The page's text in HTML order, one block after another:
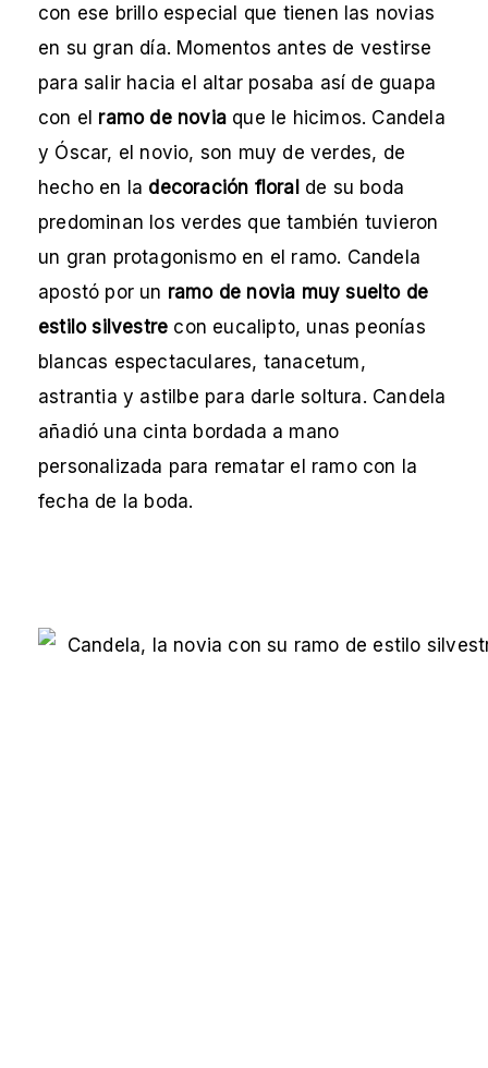
con ese brillo especial que tienen las novias
en su gran día. Momentos antes de vestirse
para salir hacia el altar posaba así de guapa
con el ramo de novia que le hicimos. Candela
y Óscar, el novio, son muy de verdes, de
hecho en la decoración floral de su boda
predominan los verdes que también tuvieron
un gran protagonismo en el ramo. Candela
apostó por un ramo de novia muy suelto de
estilo silvestre con eucalipto, unas peonías
blancas espectaculares, tanacetum,
astrantia y astilbe para darle soltura. Candela
añadió una cinta bordada a mano
personalizada para rematar el ramo con la
fecha de la boda.